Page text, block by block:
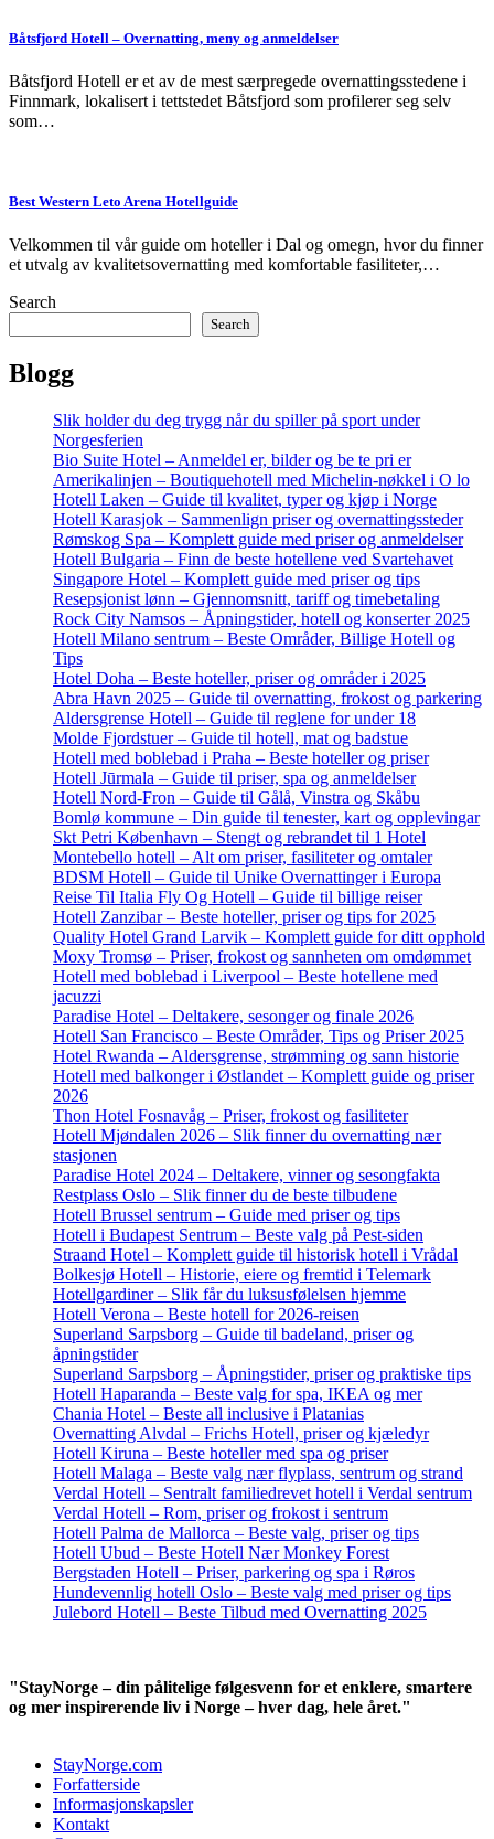
Båtsfjord Hotell – Overnatting, meny og anmeldelser
Båtsfjord Hotell er et av de mest særpregede overnattingsstedene i
Finnmark, lokalisert i tettstedet Båtsfjord som profilerer seg selv
som…
Best Western Leto Arena Hotellguide
Velkommen til vår guide om hoteller i Dal og omegn, hvor du finner
et utvalg av kvalitetsovernatting med komfortable fasiliteter,…
Search
Search
Blogg
Slik holder du deg trygg når du spiller på sport under
Norgesferien
Bio Suite Hotel – Anmeldel er, bilder og be te pri er
Amerikalinjen – Boutiquehotell med Michelin-nøkkel i O lo
Hotell Laken – Guide til kvalitet, typer og kjøp i Norge
Hotell Karasjok – Sammenlign priser og overnattingssteder
Rømskog Spa – Komplett guide med priser og anmeldelser
Hotell Bulgaria – Finn de beste hotellene ved Svartehavet
Singapore Hotel – Komplett guide med priser og tips
Resepsjonist lønn – Gjennomsnitt, tariff og timebetaling
Rock City Namsos – Åpningstider, hotell og konserter 2025
Hotell Milano sentrum – Beste Områder, Billige Hotell og
Tips
Hotel Doha – Beste hoteller, priser og områder i 2025
Abra Havn 2025 – Guide til overnatting, frokost og parkering
Aldersgrense Hotell – Guide til reglene for under 18
Molde Fjordstuer – Guide til hotell, mat og badstue
Hotell med boblebad i Praha – Beste hoteller og priser
Hotell Jūrmala – Guide til priser, spa og anmeldelser
Hotell Nord-Fron – Guide til Gålå, Vinstra og Skåbu
Bomlø kommune – Din guide til tenester, kart og opplevingar
Skt Petri København – Stengt og rebrandet til 1 Hotel
Montebello hotell – Alt om priser, fasiliteter og omtaler
BDSM Hotell – Guide til Unike Overnattinger i Europa
Reise Til Italia Fly Og Hotell – Guide til billige reiser
Hotell Zanzibar – Beste hoteller, priser og tips for 2025
Quality Hotel Grand Larvik – Komplett guide for ditt opphold
Moxy Tromsø – Priser, frokost og sannheten om omdømmet
Hotell med boblebad i Liverpool – Beste hotellene med
jacuzzi
Paradise Hotel – Deltakere, sesonger og finale 2026
Hotell San Francisco – Beste Områder, Tips og Priser 2025
Hotel Rwanda – Aldersgrense, strømming og sann historie
Hotell med balkonger i Østlandet – Komplett guide og priser
2026
Thon Hotel Fosnavåg – Priser, frokost og fasiliteter
Hotell Mjøndalen 2026 – Slik finner du overnatting nær
stasjonen
Paradise Hotel 2024 – Deltakere, vinner og sesongfakta
Restplass Oslo – Slik finner du de beste tilbudene
Hotell Brussel sentrum – Guide med priser og tips
Hotell i Budapest Sentrum – Beste valg på Pest-siden
Straand Hotel – Komplett guide til historisk hotell i Vrådal
Bolkesjø Hotell – Historie, eiere og fremtid i Telemark
Hotellgardiner – Slik får du luksusfølelsen hjemme
Hotell Verona – Beste hotell for 2026-reisen
Superland Sarpsborg – Guide til badeland, priser og
åpningstider
Superland Sarpsborg – Åpningstider, priser og praktiske tips
Hotell Haparanda – Beste valg for spa, IKEA og mer
Chania Hotel – Beste all inclusive i Platanias
Overnatting Alvdal – Frichs Hotell, priser og kjæledyr
Hotell Kiruna – Beste hoteller med spa og priser
Hotell Malaga – Beste valg nær flyplass, sentrum og strand
Verdal Hotell – Sentralt familiedrevet hotell i Verdal sentrum
Verdal Hotell – Rom, priser og frokost i sentrum
Hotell Palma de Mallorca – Beste valg, priser og tips
Hotell Ubud – Beste Hotell Nær Monkey Forest
Bergstaden Hotell – Priser, parkering og spa i Røros
Hundevennlig hotell Oslo – Beste valg med priser og tips
Julebord Hotell – Beste Tilbud med Overnatting 2025
"StayNorge – din pålitelige følgesvenn for et enklere, smartere
og mer inspirerende liv i Norge – hver dag, hele året."
StayNorge.com
Forfatterside
Informasjonskapsler
Kontakt